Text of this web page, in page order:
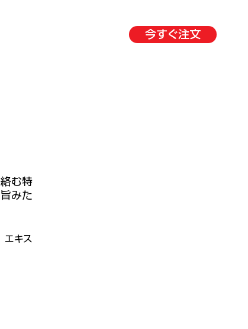
今すぐ注文
む特
みた
エキス